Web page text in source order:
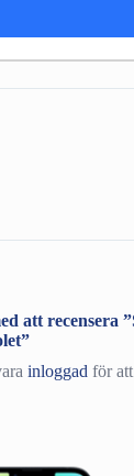
att recensera
inloggadför att